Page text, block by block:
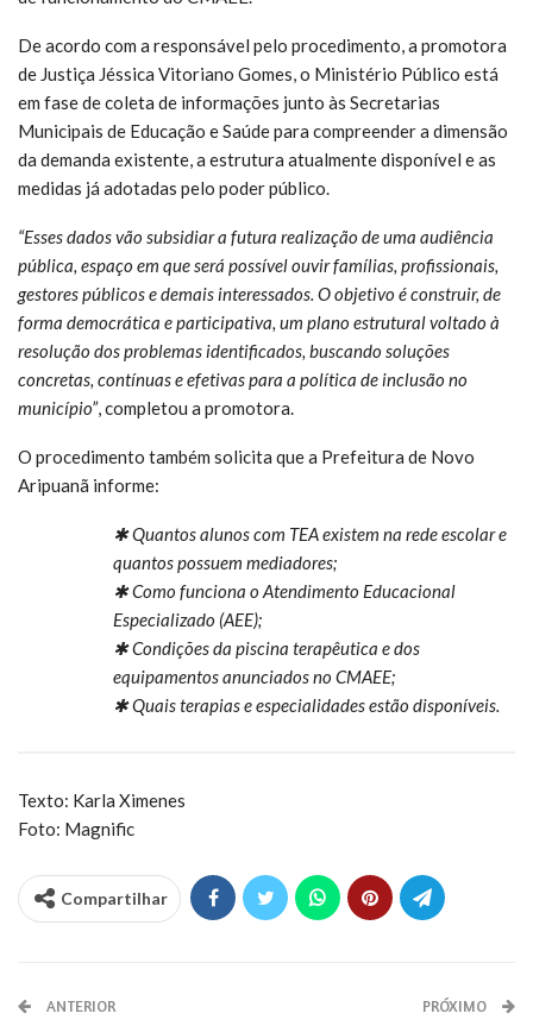
De acordo com a responsável pelo procedimento, a promotora
de Justiça Jéssica Vitoriano Gomes, o Ministério Público está
em fase de coleta de informações junto às Secretarias
Municipais de Educação e Saúde para compreender a dimensão
da demanda existente, a estrutura atualmente disponível e as
medidas já adotadas pelo poder público.
“Esses dados vão subsidiar a futura realização de uma audiência
pública, espaço em que será possível ouvir famílias, profissionais,
gestores públicos e demais interessados. O objetivo é construir, de
forma democrática e participativa, um plano estrutural voltado à
resolução dos problemas identificados, buscando soluções
concretas, contínuas e efetivas para a política de inclusão no
município”, completou a promotora.
O procedimento também solicita que a Prefeitura de Novo
Aripuanã informe:
✱ Quantos alunos com TEA existem na rede escolar e
quantos possuem mediadores;
✱ Como funciona o Atendimento Educacional
Especializado (AEE);
✱ Condições da piscina terapêutica e dos
equipamentos anunciados no CMAEE;
✱ Quais terapias e especialidades estão disponíveis.
Texto: Karla Ximenes
Foto: Magnific
Compartilhar
ANTERIOR PRÓXIMO